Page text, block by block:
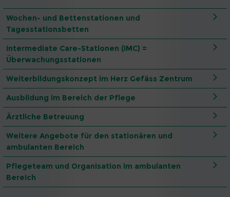
Wochen- und Bettenstationen und
Tagesstationsbetten
Intermediate Care-Stationen (IMC) =
Überwachungsstationen
Weiterbildungskonzept im Herz Gefäss Zentrum
Ausbildung im Bereich der Pflege
Ärztliche Betreuung
Weitere Angebote für den stationären und
ambulanten Bereich
Pflegeteam und Organisation im ambulanten
Bereich